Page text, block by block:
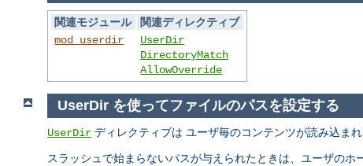
関連モジュール
関連ディレクティブ
mod_userdir
UserDir
DirectoryMatch
AllowOverride
UserDir を使ってファイルのパスを設定する
UserDir ディレクティブは ユーザ毎のコンテンツが読み込ま
スラッシュで始まらないパスが与えられたときは、ユーザの